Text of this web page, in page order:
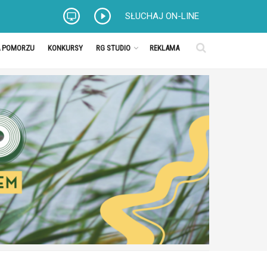
SŁUCHAJ ON-LINE
KONKURSY RG STUDIO REKLAMA